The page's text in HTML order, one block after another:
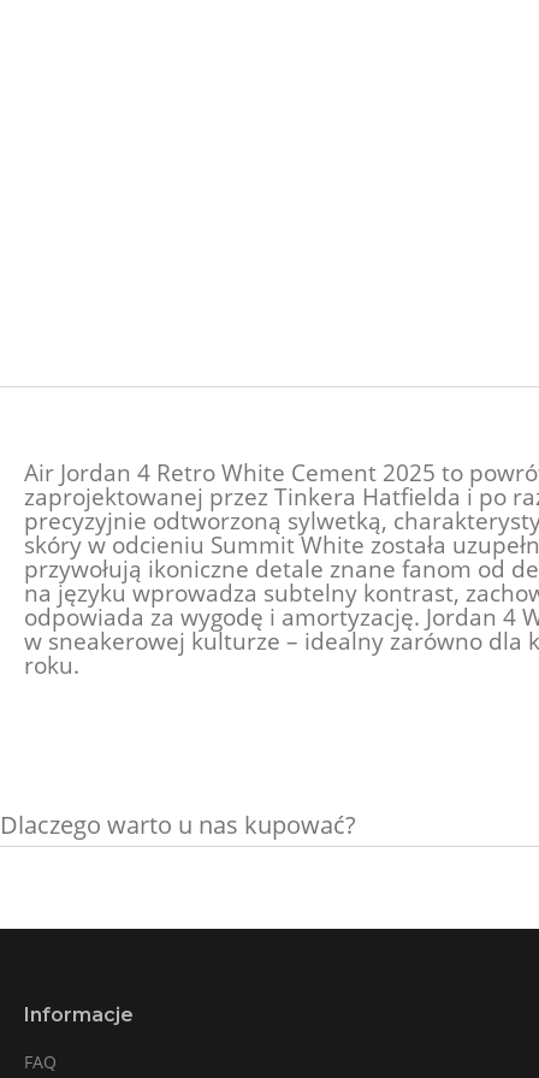
Air Jordan 4 Retro White Cement 2025 to
zaprojektowanej przez Tinkera Hatfielda i po
precyzyjnie odtworzoną sylwetką,
skóry w odcieniu Summit White została
przywołują ikoniczne detale znane fanom od
na języku wprowadza subtelny kontrast,
odpowiada za wygodę i amortyzację. Jordan 4
w sneakerowej kulturze – idealny zarówno dla
roku.
Dlaczego warto u nas kupować?
Informacje
FAQ